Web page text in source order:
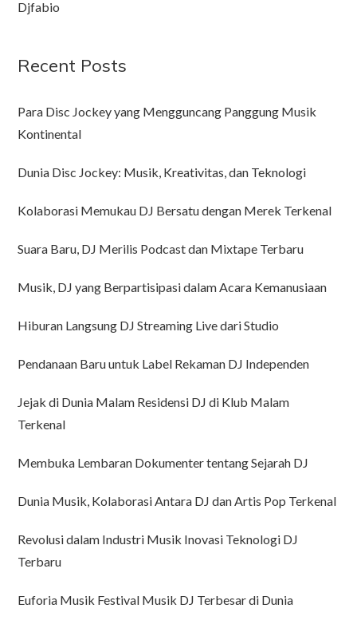
Djfabio
Recent Posts
Para Disc Jockey yang Mengguncang Panggung Musik
Kontinental
Dunia Disc Jockey: Musik, Kreativitas, dan Teknologi
Kolaborasi Memukau DJ Bersatu dengan Merek Terkenal
Suara Baru, DJ Merilis Podcast dan Mixtape Terbaru
Musik, DJ yang Berpartisipasi dalam Acara Kemanusiaan
Hiburan Langsung DJ Streaming Live dari Studio
Pendanaan Baru untuk Label Rekaman DJ Independen
Jejak di Dunia Malam Residensi DJ di Klub Malam
Terkenal
Membuka Lembaran Dokumenter tentang Sejarah DJ
Dunia Musik, Kolaborasi Antara DJ dan Artis Pop Terkenal
Revolusi dalam Industri Musik Inovasi Teknologi DJ
Terbaru
Euforia Musik Festival Musik DJ Terbesar di Dunia